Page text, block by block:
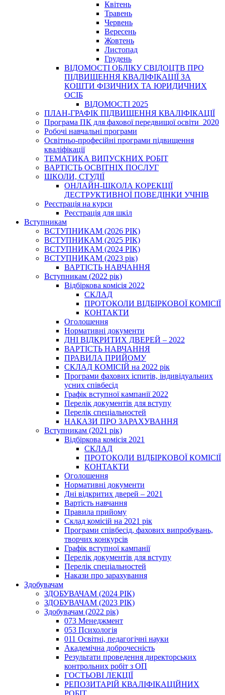
Квітень
Травень
Червень
Вересень
Жовтень
Листопад
Грудень
ВІДОМОСТІ ОБЛІКУ СВІДОЦТВ ПРО
ПІДВИЩЕННЯ КВАЛІФІКАЦІЇ ЗА
КОШТИ ФІЗИЧНИХ ТА ЮРИДИЧНИХ
ОСІБ
ВІДОМОСТІ 2025
ПЛАН-ГРАФІК ПІДВИЩЕННЯ КВАЛІФІКАЦІЇ
Програма ПК для фахової передвищої освіти_2020
Робочі навчальні програми
Освітньо-професійні програми підвищення
кваліфікації
ТЕМАТИКА ВИПУСКНИХ РОБІТ
ВАРТІСТЬ ОСВІТНІХ ПОСЛУГ
ШКОЛИ, СТУДІЇ
ОНЛАЙН-ШКОЛА КОРЕКЦІЇ
ДЕСТРУКТИВНОЇ ПОВЕДІНКИ УЧНІВ
Реєстрація на курси
Реєстрація для шкіл
Вступникам
ВСТУПНИКАМ (2026 РІК)
ВСТУПНИКАМ (2025 РІК)
ВСТУПНИКАМ (2024 РІК)
ВСТУПНИКАМ (2023 рік)
ВАРТІСТЬ НАВЧАННЯ
Вступникам (2022 рік)
Відбіркова комісія 2022
СКЛАД
ПРОТОКОЛИ ВІДБІРКОВОЇ КОМІСІЇ
КОНТАКТИ
Оголошення
Нормативні документи
ДНІ ВІДКРИТИХ ДВЕРЕЙ – 2022
ВАРТІСТЬ НАВЧАННЯ
ПРАВИЛА ПРИЙОМУ
СКЛАД КОМІСІЙ на 2022 рік
Програми фахових іспитів, індивідуальних
усних співбесід
Графік вступної кампанії 2022
Перелік документів для вступу
Перелік спеціальностей
НАКАЗИ ПРО ЗАРАХУВАННЯ
Вступникам (2021 рік)
Відбіркова комісія 2021
СКЛАД
ПРОТОКОЛИ ВІДБІРКОВОЇ КОМІСІЇ
КОНТАКТИ
Оголошення
Нормативні документи
Дні відкритих дверей – 2021
Вартість навчання
Правила прийому
Склад комісій на 2021 рік
Програми співбесід, фахових випробувань,
творчих конкурсів
Графік вступної кампанії
Перелік документів для вступу
Перелік спеціальностей
Накази про зарахування
Здобувачам
ЗДОБУВАЧАМ (2024 РІК)
ЗДОБУВАЧАМ (2023 РІК)
Здобувачам (2022 рік)
073 Менеджмент
053 Психологія
011 Освітні, педагогічні науки
Академічна доброчесність
Результати проведення директорських
контрольних робіт з ОП
ГОСТЬОВІ ЛЕКЦІЇ
РЕПОЗИТАРІЙ КВАЛІФІКАЦІЙНИХ
РОБІТ